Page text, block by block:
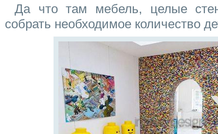
Да что там мебель, целые
собрать необходимое количество